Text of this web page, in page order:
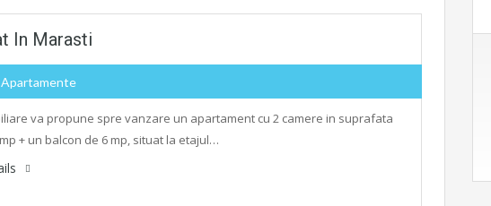
In Marasti
Apartamente
va propune spre vanzare un apartament cu 2 camere in suprafata
+ un balcon de 6 mp, situat la etajul…